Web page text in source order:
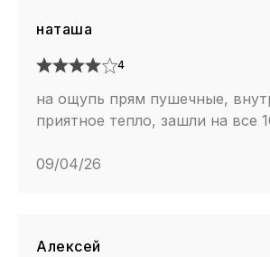
наташа
4
на ощупь прям пушечные,
приятное тепло, зашли на все
09/04/26
Алексей